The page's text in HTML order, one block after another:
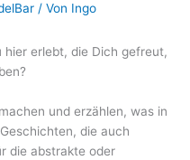
/ Von Ingo
hier erlebt, die Dich gefreut,
und erzählen, was in
die auch
die abstrakte oder